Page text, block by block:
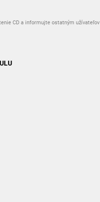
CD a informujte ostatným užívateľov